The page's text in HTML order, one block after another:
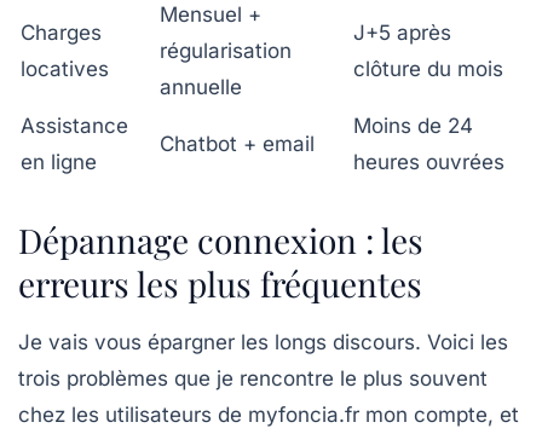
Charges
locatives
Mensuel +
régularisation
annuelle
J+5 après
clôture du mois
Assistance
en ligne
Chatbot + email
Moins de 24
heures ouvrées
Dépannage connexion : les
erreurs les plus fréquentes
Je vais vous épargner les longs discours. Voici les
trois problèmes que je rencontre le plus souvent
chez les utilisateurs de myfoncia.fr mon compte, et